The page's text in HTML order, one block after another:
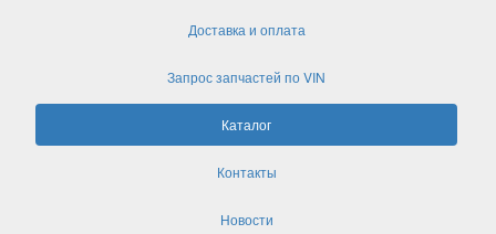
Доставка и оплата
Запрос запчастей по VIN
Каталог
Контакты
Новости